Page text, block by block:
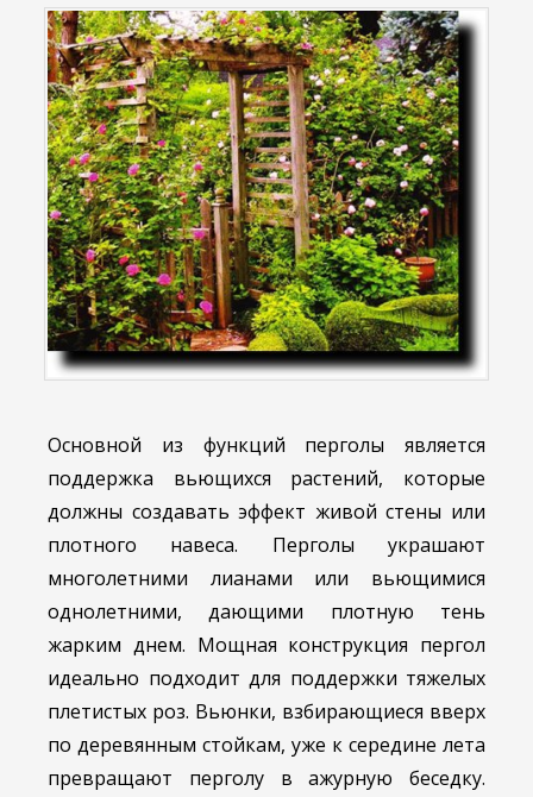
Основной из функций перголы является
поддержка вьющихся растений, которые
должны создавать эффект живой стены или
плотного навеса. Перголы украшают
многолетними лианами или вьющимися
однолетними, дающими плотную тень
жарким днем. Мощная конструкция пергол
идеально подходит для поддержки тяжелых
плетистых роз. Вьюнки, взбирающиеся вверх
по деревянным стойкам, уже к середине лета
превращают перголу в ажурную беседку.